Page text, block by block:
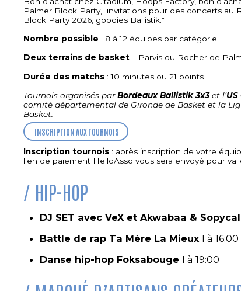
Palmer Block Party, invitations pour des concerts au
Block Party 2026, goodies Ballistik.*
Nombre possible : 8 à 12 équipes par catégorie
Deux terrains de basket : Parvis du Rocher de
Durée des matchs : 10 minutes ou 21 points
Tournois organisés parBordeaux Ballistik 3x3et l’US
comité départemental de Gironde de Basket et la
Basket.
INSCRIPTION AUX TOURNOIS
Inscription tournois : après inscription de votre
lien de paiement HelloAsso vous sera envoyé pour
HIP-HOP
DJ SET avec VeX et Akwabaa & Sopycal
Battle de rap Ta Mère La Mieux I à
Danse hip-hop Foksabouge I à 19:00